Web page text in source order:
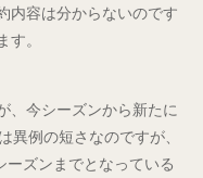
内容は分からないのです
。
、今シーズンから新たに
例の短さなのですが、
ズンまでとなっている